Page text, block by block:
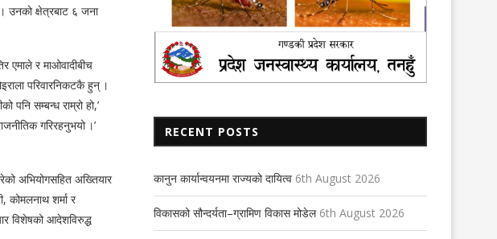
उनको क्षेत्रबाट ६ जना
एमाले र माओवादीबीच
परिवारनिकटकै हुन् ।
पनि सम्बन्ध राम्रो हो,’
गरिरहनुभयो ।’
अभियोगसहित अख्तियार
कोमलनाथ शर्मा र
विशेषको आदेशविरुद्ध
RECENT POSTS
कानुन कार्यान्वयनमा राज्यको दायित्व 6th August 2026
विकासको सौन्दर्यता–ग्रामिण विकास मोडेल 6th August 2026